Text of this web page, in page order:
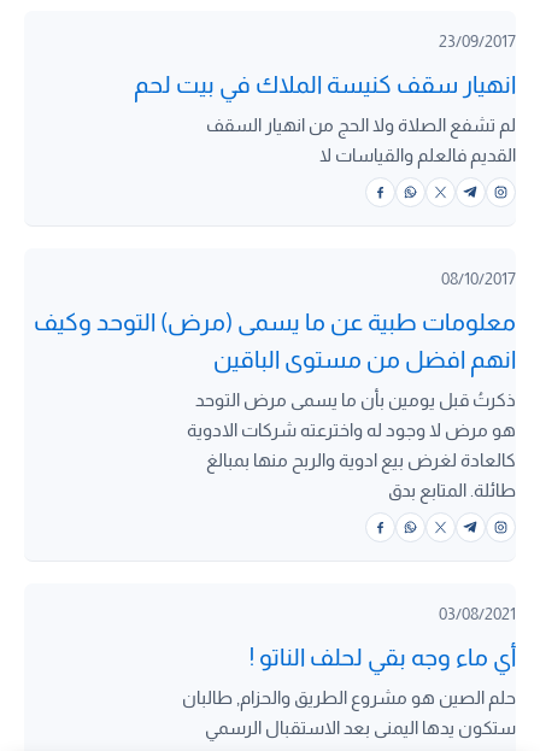
23/09/2017
انهيار سقف كنيسة الملاك في بيت لحم
لم تشفع الصلاة ولا الحج من انهيار السقف
القديم فالعلم والقياسات لا
08/10/2017
معلومات طبية عن ما يسمى (مرض) التوحد وكيف
انهم افضل من مستوى الباقين
ذكرتُ قبل يومين بأن ما يسمى مرض التوحد
هو مرض لا وجود له واخترعته شركات الادوية
كالعادة لغرض بيع ادوية والربح منها بمبالغ
طائلة. المتابع بدق
03/08/2021
أي ماء وجه بقي لحلف الناتو !
حلم الصين هو مشروع الطريق والحزام, طالبان
ستكون يدها اليمنى بعد الاستقبال الرسمي